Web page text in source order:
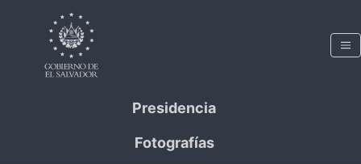
Presidencia
Fotografías